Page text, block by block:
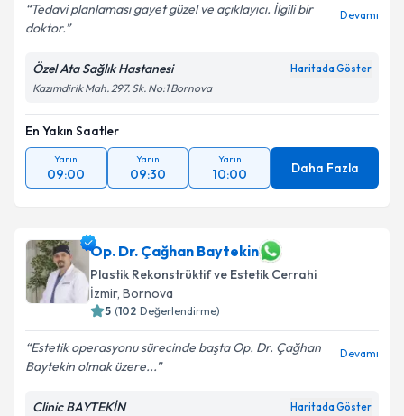
Tedavi planlaması gayet güzel ve açıklayıcı. İlgili bir
doktor.
Devamı
Özel Ata Sağlık Hastanesi Haritada Göster
Kazımdirik Mah. 297. Sk. No:1 Bornova
En Yakın Saatler
Yarın
09:00
Yarın
09:30
Yarın
10:00 Daha Fazla
Op. Dr. Çağhan Baytekin
Plastik Rekonstrüktif ve Estetik Cerrahi
İzmir, Bornova
5 (102 Değerlendirme)
Estetik operasyonu sürecinde başta Op. Dr. Çağhan
Baytekin olmak üzere...
Devamı
Clinic BAYTEKİN Haritada Göster